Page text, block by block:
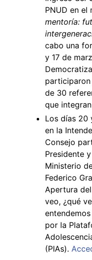
PNUD en el
mentoría:
cabo una
y 17 de
de 30
que
Los días 20
en la
Consejo
Presidente
Ministerio
Federico
Apertura
veo, ¿qué
por la
(PIAs).